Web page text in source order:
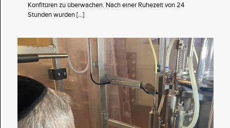
Konfitüren zu überwachen. Nach einer Ruhezeit von 24
Stunden wurden[…]